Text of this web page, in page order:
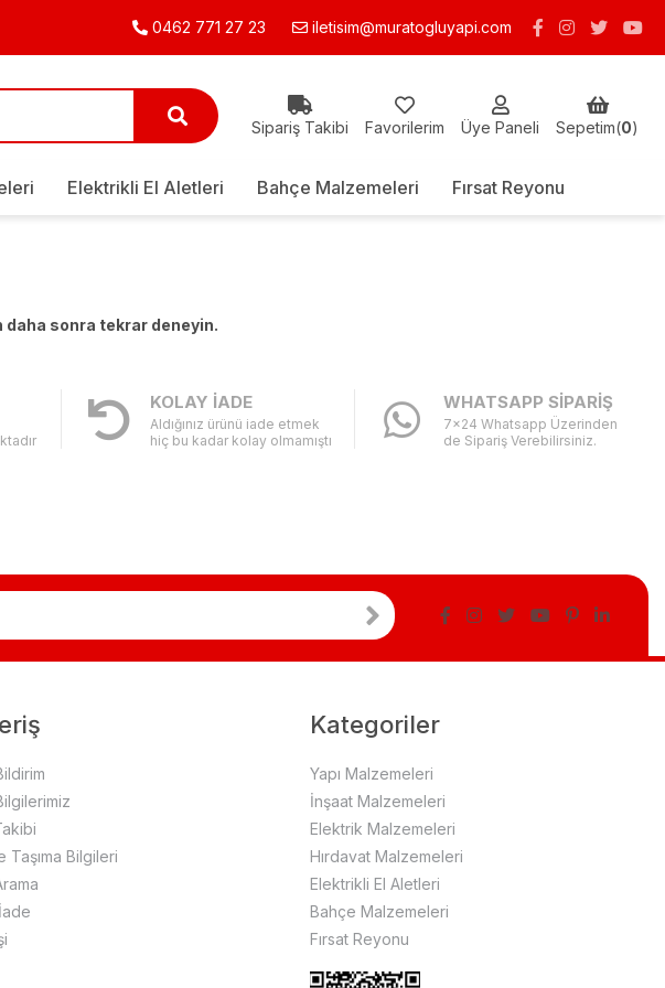
0462 771 27 23 iletisim@muratogluyapi.com
Sipariş Takibi Favorilerim Üye Paneli Sepetim(0)
Elektrikli El Aletleri Bahçe Malzemeleri Fırsat Reyonu
daha sonra tekrar deneyin.
KOLAY İADE
Aldığınız ürünü iade etmek
hiç bu kadar kolay olmamıştı
WHATSAPP SİPARİŞ
7x24 Whatsapp Üzerinden
de Sipariş Verebilirsiniz.
Taşıma Bilgileri
Kategoriler
Yapı Malzemeleri
İnşaat Malzemeleri
Elektrik Malzemeleri
Hırdavat Malzemeleri
Elektrikli El Aletleri
Bahçe Malzemeleri
Fırsat Reyonu